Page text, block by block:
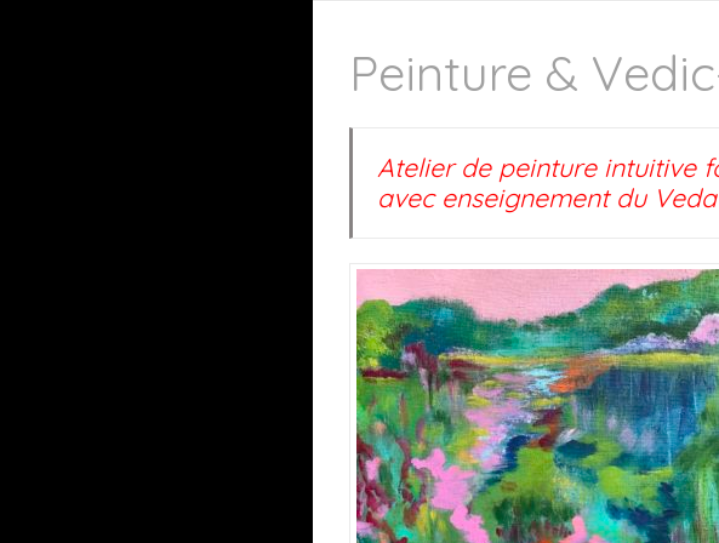
Peinture &
Atelier de peinture intuitive
avec enseignement du Veda